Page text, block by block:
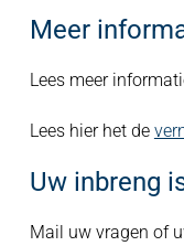
Meer
Lees meer
Lees hier het de
Uw inbreng
Mail uw vragen of